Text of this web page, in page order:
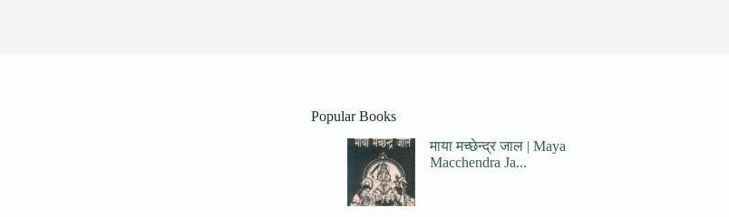
Popular Books
माया मच्छेन्द्र जाल | Maya
Macchendra Ja...